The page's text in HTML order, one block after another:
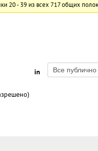
20 - 39 из всех 717 общих
in